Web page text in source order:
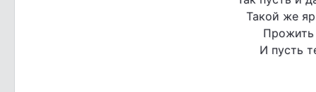
Такой же
Прожить
И пусть